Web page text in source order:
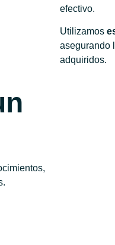
efectivo.
Utilizamos
asegurando
adquiridos.